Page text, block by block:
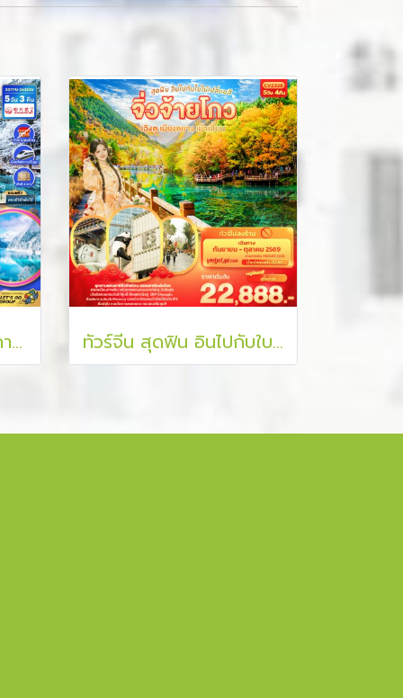
ทัวร์จีน เฉิงตู อุทยานผูภาหิมะต๋ากู่การ์เซีย อุทยานแห่งชาติจิ่วจ้ายโกว 5 วัน 3 คืน ทัวร์จีน สุดฟิน อินไปกับใบไม้เปลี่ยนสี จิ่วจ้ายโกว เฉิงตู 5 วัน 4 คืน